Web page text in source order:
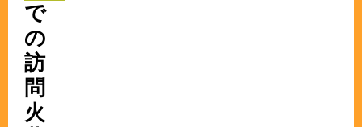
で
の
訪
問
火